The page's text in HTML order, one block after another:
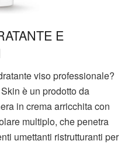
E
viso professionale?
è un prodotto da
in crema arricchita con
multiplo, che penetra
umettanti ristrutturanti per